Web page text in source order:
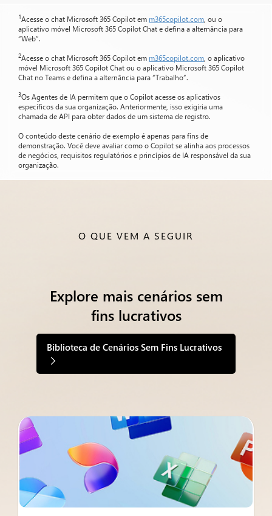
1Acesse o chat Microsoft 365 Copilot em m365copilot.com , ou o
aplicativo móvel Microsoft 365 Copilot Chat e defina a alternância para
“Web”.
2Acesse o chat Microsoft 365 Copilot em m365copilot.com , o aplicativo
móvel Microsoft 365 Copilot Chat ou o aplicativo Microsoft 365 Copilot
Chat no Teams e defina a alternância para “Trabalho”.
3Os Agentes de IA permitem que o Copilot acesse os aplicativos
específicos da sua organização. Anteriormente, isso exigiria uma
chamada de API para obter dados de um sistema de registro.
O conteúdo deste cenário de exemplo é apenas para fins de
demonstração. Você deve avaliar como o Copilot se alinha aos processos
de negócios, requisitos regulatórios e princípios de IA responsável da sua
organização.
O QUE VEM A SEGUIR
Explore mais cenários sem
fins lucrativos
Biblioteca de Cenários Sem Fins Lucrativos